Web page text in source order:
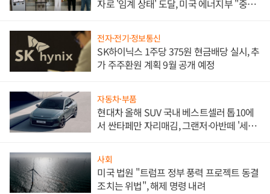
자로 '임계 상태' 도달, 미국 에너지부 "중요
전자·전기·정보통신
SK하이닉스 1주당 375원 현금배당 실시, 추
가 주주환원 계획 9월 공개 예정
자동차·부품
현대차 올해 SUV 국내 베스트셀러 톱10에
서 싼타페만 자리매김, 그랜저·아반떼 '세단
사회
미국 법원 "트럼프 정부 풍력 프로젝트 동결
조치는 위법", 해제 명령 내려